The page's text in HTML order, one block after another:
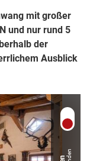
mit großer
und nur rund 5
der
Ausblick